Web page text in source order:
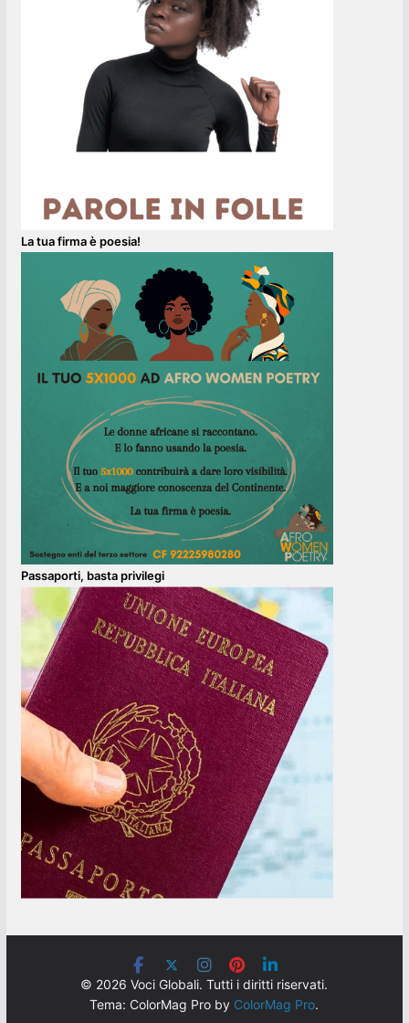
La tua firma è poesia!
Passaporti, basta privilegi
© 2026 Voci Globali. Tutti i diritti riservati.
Tema: ColorMag Pro by ColorMag Pro.